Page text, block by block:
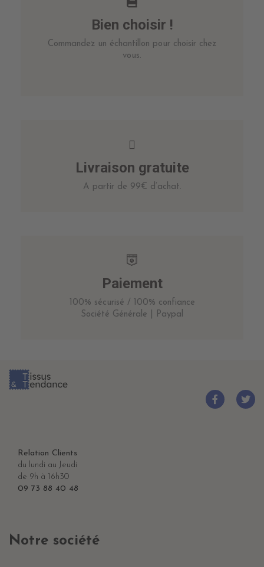
Bien choisir !
Commandez un échantillon pour choisir chez
vous.
Livraison gratuite
A partir de 99€ d’achat.
Paiement
100% sécurisé / 100% confiance
Société Générale | Paypal
Relation Clients
du lundi au Jeudi
de 9h à 16h30
09 73 88 40 48
Notre société